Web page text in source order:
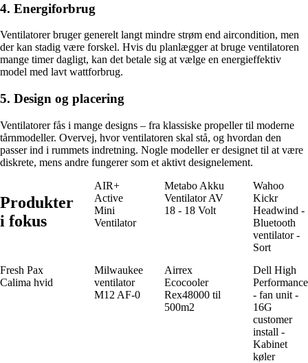
4. Energiforbrug
Ventilatorer bruger generelt langt mindre strøm end aircondition, men
der kan stadig være forskel. Hvis du planlægger at bruge ventilatoren
mange timer dagligt, kan det betale sig at vælge en energieffektiv
model med lavt wattforbrug.
5. Design og placering
Ventilatorer fås i mange designs – fra klassiske propeller til moderne
tårnmodeller. Overvej, hvor ventilatoren skal stå, og hvordan den
passer ind i rummets indretning. Nogle modeller er designet til at være
diskrete, mens andre fungerer som et aktivt designelement.
Produkter
i fokus
AIR+
Active
Mini
Ventilator
Metabo Akku
Ventilator AV
18 - 18 Volt
Wahoo
Kickr
Headwind -
Bluetooth
ventilator -
Sort
Fresh Pax
Calima hvid
Milwaukee
ventilator
M12 AF-0
Airrex
Ecocooler
Rex48000 til
500m2
Dell High
Performance
- fan unit -
16G
customer
install -
Kabinet
køler